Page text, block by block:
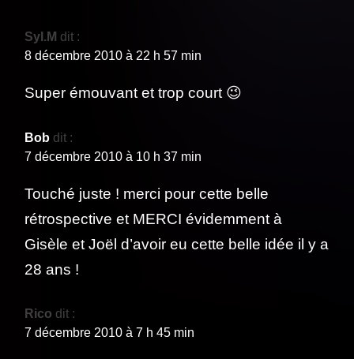
Syl.M dit :
8 décembre 2010 à 22 h 57 min
Super émouvant et trop court 😉
Bob dit :
7 décembre 2010 à 10 h 37 min
Touché juste ! merci pour cette belle
rétrospective et MERCI évidemment à
Gisèle et Joël d’avoir eu cette belle idée il y a
28 ans !
Rico dit :
7 décembre 2010 à 7 h 45 min